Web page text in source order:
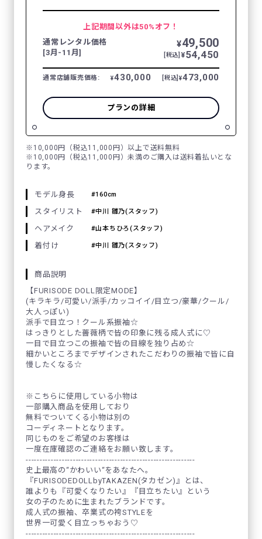
上記期間以外は50%オフ！
通常レンタル価格
[3月-11月]
¥49,500
[税込] ¥54,450
通常店舗販売価格: ¥430,000 [税込] ¥473,000
プランの詳細
※10,000円（税込11,000円）以上で送料無料
※10,000円（税込11,000円）未満のご購入は送料着払いとな
ります。
モデル身長 160cm
スタイリスト 中川 雛乃(スタッフ)
ヘアメイク 山本ちひろ(スタッフ)
着付け 中川 雛乃(スタッフ)
商品説明
【FURISODE DOLL限定MODE】
(キラキラ/可愛い/派手/カッコイイ/目立つ/豪華/クール/
大人っぽい)
派手で目立つ！クール系振袖☆
はっきりとした薔薇柄で皆の印象に残る成人式に♡
一目で目立つこの振袖で皆の目線を独り占め☆
細かいところまでデザインされたこだわりの振袖で皆に自
慢したくなる☆
※こちらに使用している小物は
一部購入商品を使用しており
無料でついてくる小物は別の
コーディネートとなります。
同じものをご希望のお客様は
一度在庫確認のご連絡をお願い致します。
-------------------------------------------------------------
史上最高の“かわいい“をあなたへ。
『FURISODEDOLLbyTAKAZEN(タカゼン)』とは、
誰よりも『可愛くなりたい』『目立ちたい』という
女の子のために生まれたブランドです。
成人式の振袖、卒業式の袴STYLEを
世界一可愛く目立っちゃおう♡
-------------------------------------------------------------